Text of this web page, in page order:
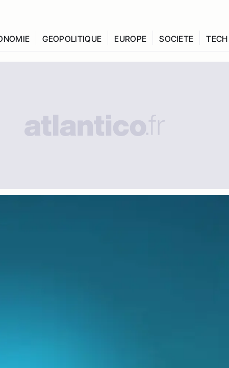
GEOPOLITIQUE EUROPE SOCIETE